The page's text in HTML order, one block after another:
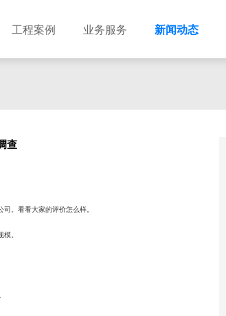
工程案例 业务服务 新闻动态
查
。看看大家的评价怎么样。
。